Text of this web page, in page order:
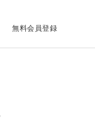
無料会員登録